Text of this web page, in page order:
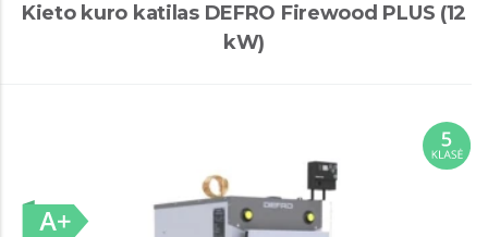
Kieto kuro katilas DEFRO Firewood PLUS (12
kW)